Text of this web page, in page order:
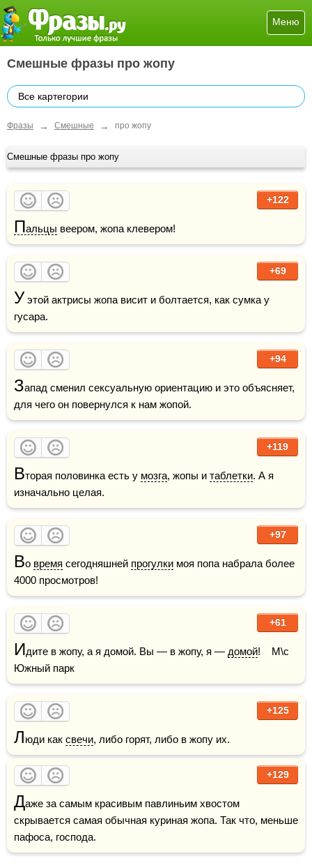
Меню
Смешные фразы про жопу
Все картегории
Фразы → Смешные → про жопу
Смешные фразы про жопу
+122
Пальцы веером, жопа клевером!
+69
У этой актрисы жопа висит и болтается, как сумка у
гусара.
+94
Запад сменил сексуальную ориентацию и это объясняет,
для чего он повернулся к нам жопой.
+119
Вторая половинка есть у мозга, жопы и таблетки. А я
изначально целая.
+97
Во время сегодняшней прогулки моя попа набрала более
4000 просмотров!
+61
Идите в жопу, а я домой. Вы — в жопу, я — домой!    М\с
Южный парк
+125
Люди как свечи, либо горят, либо в жопу их.
+129
Даже за самым красивым павлиньим хвостом
скрывается самая обычная куриная жопа. Так что, меньше
пафоса, господа.